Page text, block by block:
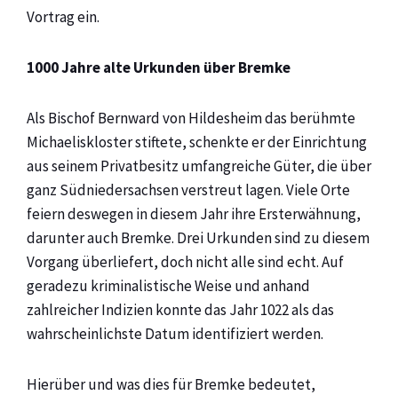
Vortrag ein.
1000 Jahre alte Urkunden über Bremke
Als Bischof Bernward von Hildesheim das berühmte
Michaeliskloster stiftete, schenkte er der Einrichtung
aus seinem Privatbesitz umfangreiche Güter, die über
ganz Südniedersachsen verstreut lagen. Viele Orte
feiern deswegen in diesem Jahr ihre Ersterwähnung,
darunter auch Bremke. Drei Urkunden sind zu diesem
Vorgang überliefert, doch nicht alle sind echt. Auf
geradezu kriminalistische Weise und anhand
zahlreicher Indizien konnte das Jahr 1022 als das
wahrscheinlichste Datum identifiziert werden.
Hierüber und was dies für Bremke bedeutet,